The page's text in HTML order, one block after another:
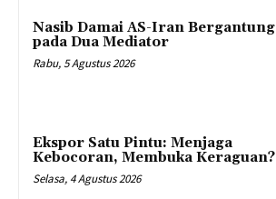
Nasib Damai AS-Iran Bergantung
pada Dua Mediator
Rabu, 5 Agustus 2026
Ekspor Satu Pintu: Menjaga
Kebocoran, Membuka Keraguan?
Selasa, 4 Agustus 2026